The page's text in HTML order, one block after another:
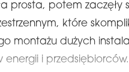
prosta, potem zaczęły
które
montażu dużych
i